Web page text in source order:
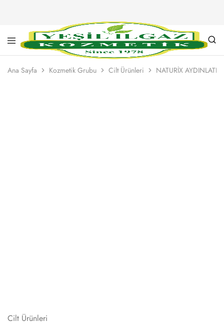
Ilgaz
Kozmetik
Asırlık
Kalite
Ana Sayfa Kozmetik Grubu Cilt Ürünleri NATURİX
Cilt Ürünleri